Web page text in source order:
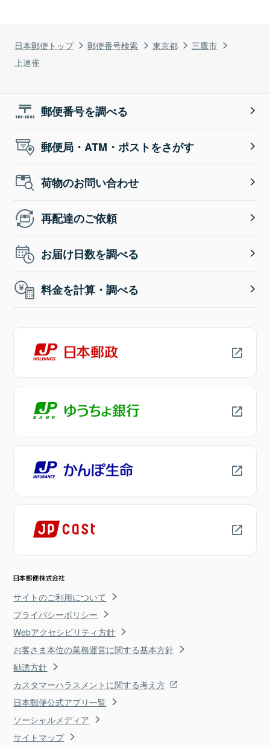
日本郵便トップ 郵便番号検索 東京都
三鷹市
上連雀
郵便番号を調べる
郵便局・ATM・ポストをさがす
荷物のお問い合わせ
再配達のご依頼
お届け日数を調べる
料金を計算・調べる
サイトのご利用について
プライバシーポリシー
Webアクセシビリティ方針
お客さま本位の業務運営に関する基本方針
勧誘方針
カスタマーハラスメントに関する考え方
日本郵便公式アプリ一覧
ソーシャルメディア
サイトマップ